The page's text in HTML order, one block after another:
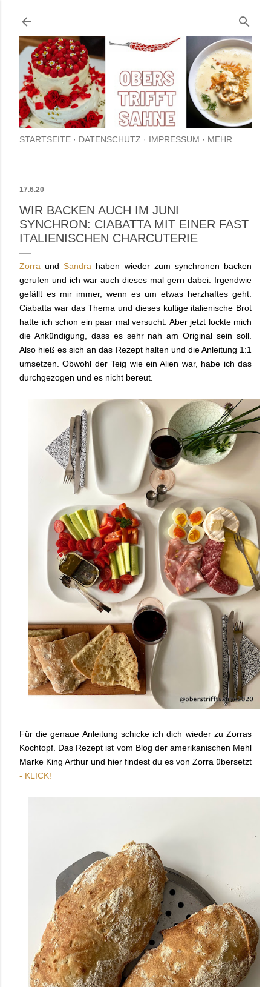
STARTSEITE DATENSCHUTZ IMPRESSUM MEHR…
17.6.20
WIR BACKEN AUCH IM JUNI
SYNCHRON: CIABATTA MIT EINER FAST
ITALIENISCHEN CHARCUTERIE
Zorra undSandra haben wieder zum synchronen backen
gerufen und ich war auch dieses mal gern dabei. Irgendwie
gefällt es mir immer, wenn es um etwas herzhaftes geht.
Ciabatta war das Thema und dieses kultige italienische Brot
hatte ich schon ein paar mal versucht. Aber jetzt lockte mich
die Ankündigung, dass es sehr nah am Original sein soll.
Also hieß es sich an das Rezept halten und die Anleitung 1:1
umsetzen. Obwohl der Teig wie ein Alien war, habe ich das
durchgezogen und es nicht bereut.
Für die genaue Anleitung schicke ich dich wieder zu Zorras
Kochtopf. Das Rezept ist vom Blog der amerikanischen Mehl
Marke King Arthur und hier findest du es von Zorra übersetzt
- KLICK!